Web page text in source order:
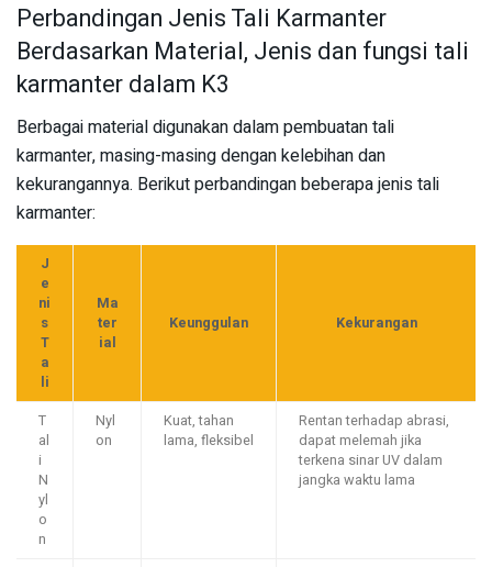
Perbandingan Jenis Tali Karmanter
Berdasarkan Material, Jenis dan fungsi tali
karmanter dalam K3
Berbagai material digunakan dalam pembuatan tali
karmanter, masing-masing dengan kelebihan dan
kekurangannya. Berikut perbandingan beberapa jenis tali
karmanter:
J
e
ni
s
T
a
li
Ma
ter
ial
Keunggulan Kekurangan
T
al
i
N
yl
o
n
Nyl
on
Kuat, tahan
lama, fleksibel
Rentan terhadap abrasi,
dapat melemah jika
terkena sinar UV dalam
jangka waktu lama